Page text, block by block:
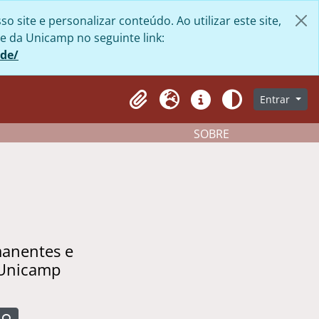
site e personalizar conteúdo. Ao utilizar este site,
da Unicamp no seguinte link:
Clipboard
Idioma AtalhosAparênciaEntrar
SOBRE
e